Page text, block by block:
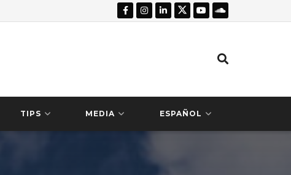
TIPS MEDIA ESPAÑOL